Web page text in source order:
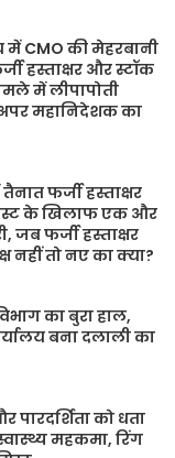
CMO की मेहरबानी
हस्ताक्षर और स्टॉक
में लीपापोती
महानिदेशक का
फर्जी हस्ताक्षर
के खिलाफ एक और
जब फर्जी हस्ताक्षर
नहीं तो नए का क्या?
का बुरा हाल,
बना दलाली का
पारदर्शिता को धता
महकमा, रिंग